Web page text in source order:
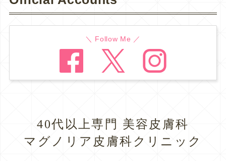
＼ Follow Me ／
40代以上専門 美容皮膚科
マグノリア皮膚科クリニック